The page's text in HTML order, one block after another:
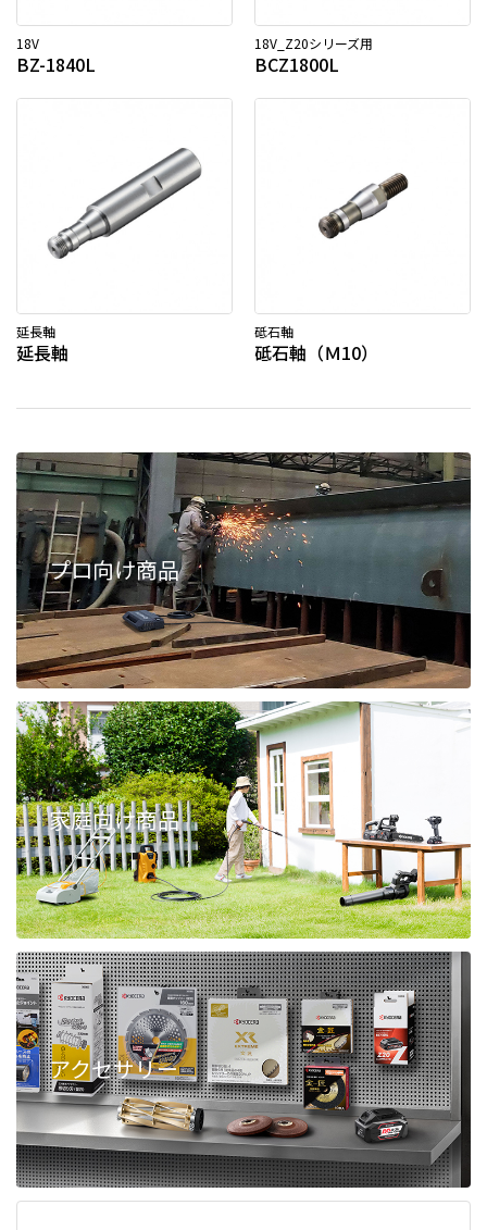
18V
BZ-1840L
18V_Z20シリーズ用
BCZ1800L
延長軸
延長軸
砥石軸
砥石軸（Ｍ10）
プロ向け商品
家庭向け商品
アクセサリー